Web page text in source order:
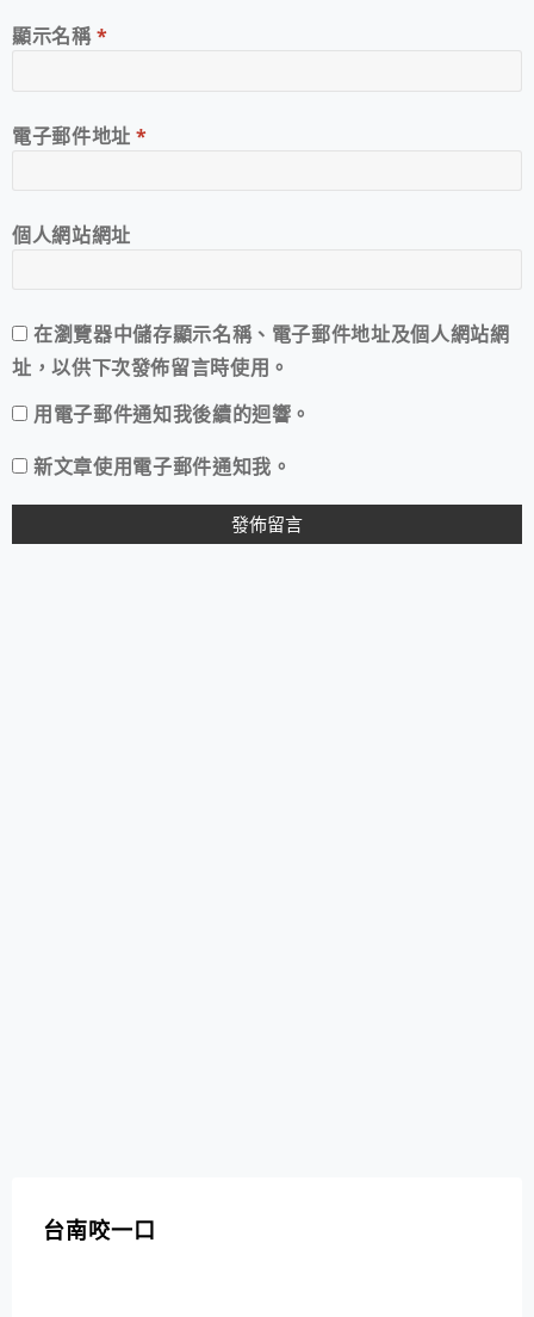
顯示名稱*
電子郵件地址*
個人網站網址
在瀏覽器中儲存顯示名稱、電子郵件地址及個人網站網
址，以供下次發佈留言時使用。
用電子郵件通知我後續的迴響。
新文章使用電子郵件通知我。
台南咬一口